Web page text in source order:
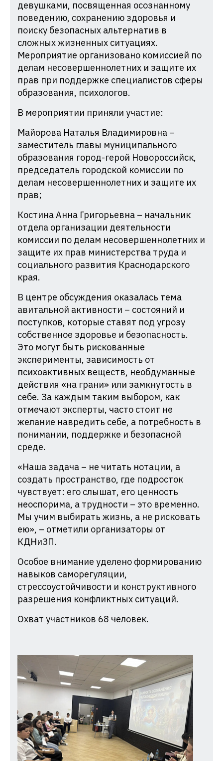
Краснодарского
края
девушками, посвященная осознанному
поведению, сохранению здоровья и
поиску безопасных альтернатив в
сложных жизненных ситуациях.
Мероприятие организовано комиссией по
делам несовершеннолетних и защите их
прав при поддержке специалистов сферы
образования, психологов.
В мероприятии приняли участие:
Майорова Наталья Владимировна –
заместитель главы муниципального
образования город-герой Новороссийск,
председатель городской комиссии по
делам несовершеннолетних и защите их
прав;
Костина Анна Григорьевна – начальник
отдела организации деятельности
комиссии по делам несовершеннолетних и
защите их прав министерства труда и
социального развития Краснодарского
края.
В центре обсуждения оказалась тема
авитальной активности – состояний и
поступков, которые ставят под угрозу
собственное здоровье и безопасность.
Это могут быть рискованные
эксперименты, зависимость от
психоактивных веществ, необдуманные
действия «на грани» или замкнутость в
себе. За каждым таким выбором, как
отмечают эксперты, часто стоит не
желание навредить себе, а потребность в
понимании, поддержке и безопасной
среде.
«Наша задача – не читать нотации, а
создать пространство, где подросток
чувствует: его слышат, его ценность
неоспорима, а трудности – это временно.
Мы учим выбирать жизнь, а не рисковать
ею», – отметили организаторы от
КДНиЗП.
Особое внимание уделено формированию
навыков саморегуляции,
стрессоустойчивости и конструктивного
разрешения конфликтных ситуаций.
Охват участников 68 человек.